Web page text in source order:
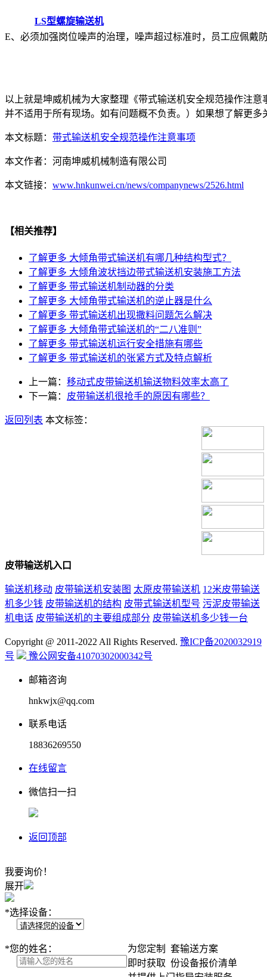
LS型螺旋输送机
E、必须加强岗位噪声的治理，噪声超过标准时，员工应佩戴
以上就是坤威机械为大家整理《带式输送机安全规范操作注
并不适用于所有现场。如有问题概不负责。）如果想了解更
本文标题： 带式输送机安全规范操作注意事项
本文作者： 河南坤威机械制造有限公司
本文链接： www.hnkunwei.cn/news/companynews/2526.html
【相关推荐】
了解更多 大倾角带式输送机有哪几种结构型式？
了解更多 大倾角波状挡边带式输送机安装施工方法
了解更多 带式输送机制动器的分类
了解更多 大倾角带式输送机的逆止器是什么
了解更多 带式输送机出现撒料问题怎么解决
了解更多 大倾角带式输送机的“二八准则”
了解更多 带式输送机运行安全措施有哪些
了解更多 带式输送机的张紧方式及特点解析
上一篇： 移动式皮带输送机输送物料效率太高了
下一篇： 皮带输送机很抢手的原因有哪些？
返回列表 本文标签：
皮带输送机入口
输送机移动 皮带输送机安装图 太原皮带输送机 12米皮带输送
机多少钱 皮带输送机的结构 皮带式输送机型号 污泥皮带输送
机电话 皮带输送机的主要组成部分 皮带输送机多少钱一台
Copyright @ 2011-2022 All Rights Reserved. 豫ICP备2020032919
号
豫公网安备41070302000342号
邮箱咨询
hnkwjx@qq.com
联系电话
18836269550
在线留言
微信扫一扫
返回顶部
我要询价！
展开
*选择设备：
*您的姓名： 为您定制
套输送方案
即时获取 份设备报价清单